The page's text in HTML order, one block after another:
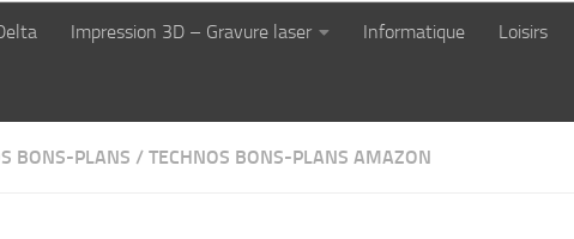
Impression 3D – Gravure laser Informatique Loisirs
BONS-PLANS / TECHNOS BONS-PLANS AMAZON